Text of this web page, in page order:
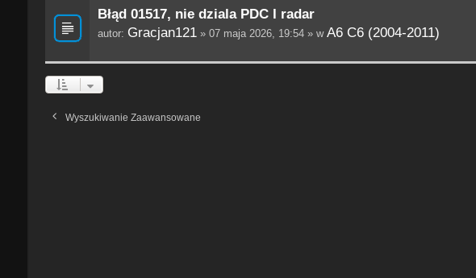
Błąd 01517, nie dziala PDC I radar
autor: Gracjan121» 07 maja 2026, 19:54 » w A6 C6 (2004-2011)
Wyszukiwanie Zaawansowane